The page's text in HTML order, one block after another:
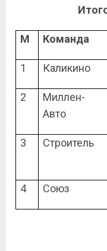
М Команда
1 Каликино
2
Миллен-
Авто
3 Строитель
4 Союз